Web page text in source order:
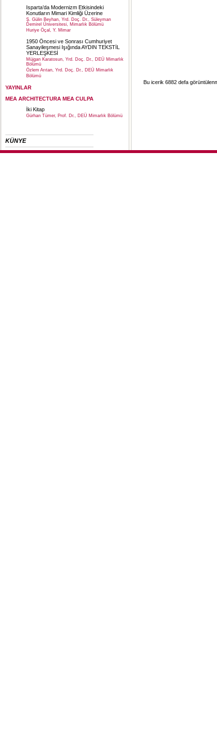
Isparta’da Modernizm Etkisindeki
Konutların Mimari Kimliği Üzerine
Ş. Gülin Beyhan, Yrd. Doç. Dr., Süleyman
Demirel Üniversitesi, Mimarlık Bölümü
Huriye Öçal, Y. Mimar
1950 Öncesi ve Sonrası Cumhuriyet
Sanayileşmesi Işığında AYDIN TEKSTİL
YERLEŞKESİ
Müjgan Karatosun, Yrd. Doç. Dr., DEÜ Mimarlık
Bölümü
Özlem Arıtan, Yrd. Doç. Dr., DEÜ Mimarlık
Bölümü
YAYINLAR
MEA ARCHITECTURA MEA CULPA
İki Kitap
Gürhan Tümer, Prof. Dr., DEÜ Mimarlık Bölümü
KÜNYE
Bu icerik 6882 defa